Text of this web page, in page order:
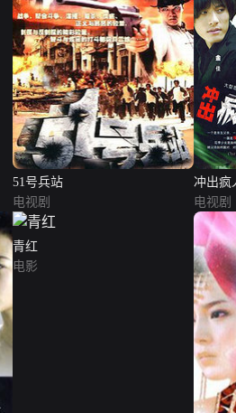
51号兵站
电视剧
冲出疯
电视剧
青红
电影